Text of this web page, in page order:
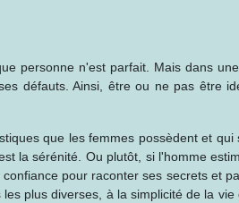
personne n'est parfait. Mais dans
défauts. Ainsi, être ou ne pas être
que les femmes possèdent et
la sérénité. Ou plutôt, si l'homme
pour raconter ses secrets et
plus diverses, à la simplicité de la